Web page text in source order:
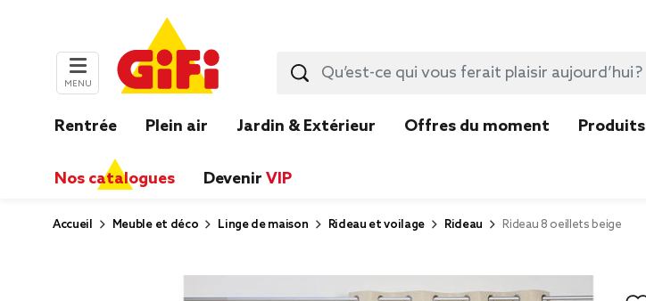
MENU
Rentrée Plein air Jardin & Extérieur Offres du moment Produits
Nos catalogues Devenir VIP
Accueil Meuble et déco Linge de maison Rideau et voilage Rideau Rideau 8 oeillets beige